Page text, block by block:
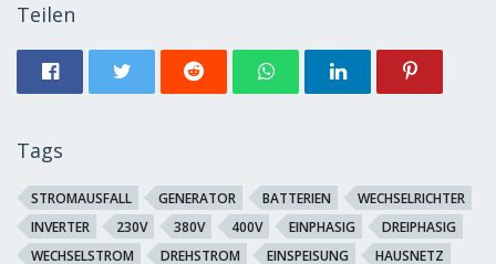
Teilen
Tags
STROMAUSFALL GENERATOR BATTERIEN
WECHSELRICHTER
INVERTER
230V 380V 400V EINPHASIG
DREIPHASIG
WECHSELSTROM
DREHSTROM EINSPEISUNG HAUSNETZ